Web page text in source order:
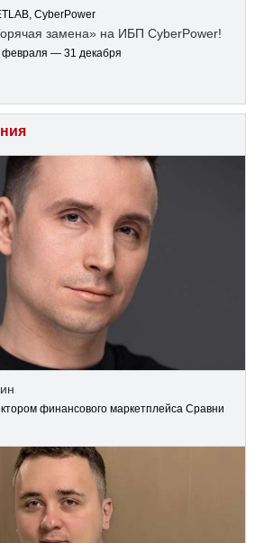
CyberPower
замена» на ИБП CyberPower!
февраля — 31 декабря
финансового маркетплейса Сравни